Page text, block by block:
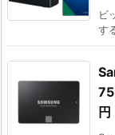
ビ
す
円